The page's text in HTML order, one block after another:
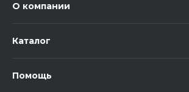
О компании
Каталог
Помощь